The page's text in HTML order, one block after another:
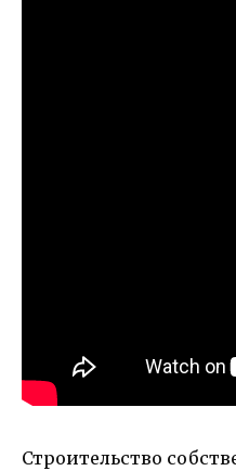
Строительство